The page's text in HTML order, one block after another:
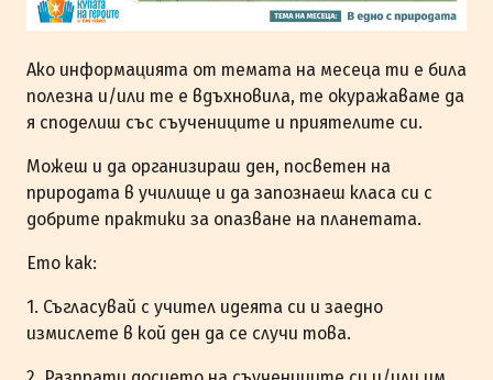
Ако информацията от темата на месеца ти е била
полезна и/или те е вдъхновила, те окуражаваме да
я споделиш със съучениците и приятелите си.
Можеш и да организираш ден, посветен на
природата в училище и да запознаеш класа си с
добрите практики за опазване на планетата.
Ето как:
1. Съгласувай с учител идеята си и заедно
измислете в кой ден да се случи това.